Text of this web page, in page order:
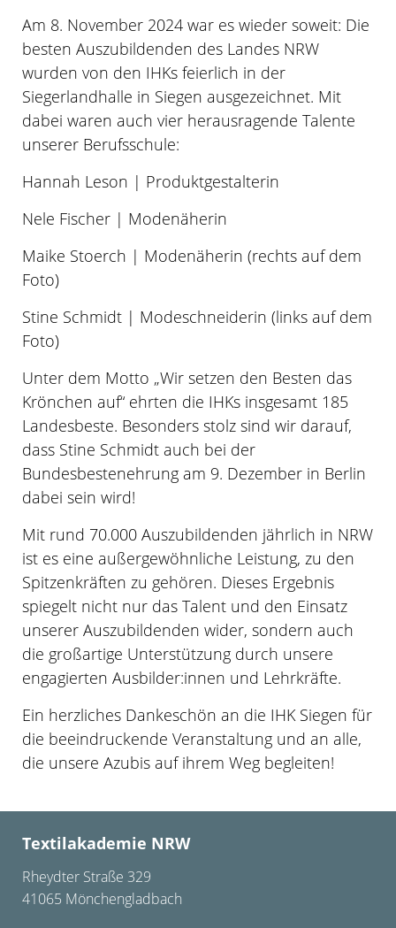
Am 8. November 2024 war es wieder soweit: Die
besten Auszubildenden des Landes NRW
wurden von den IHKs feierlich in der
Siegerlandhalle in Siegen ausgezeichnet. Mit
dabei waren auch vier herausragende Talente
unserer Berufsschule:
Hannah Leson | Produktgestalterin
Nele Fischer | Modenäherin
Maike Stoerch | Modenäherin (rechts auf dem
Foto)
Stine Schmidt | Modeschneiderin (links auf dem
Foto)
Unter dem Motto „Wir setzen den Besten das
Krönchen auf“ ehrten die IHKs insgesamt 185
Landesbeste. Besonders stolz sind wir darauf,
dass Stine Schmidt auch bei der
Bundesbestenehrung am 9. Dezember in Berlin
dabei sein wird!
Mit rund 70.000 Auszubildenden jährlich in NRW
ist es eine außergewöhnliche Leistung, zu den
Spitzenkräften zu gehören. Dieses Ergebnis
spiegelt nicht nur das Talent und den Einsatz
unserer Auszubildenden wider, sondern auch
die großartige Unterstützung durch unsere
engagierten Ausbilder:innen und Lehrkräfte.
Ein herzliches Dankeschön an die IHK Siegen für
die beeindruckende Veranstaltung und an alle,
die unsere Azubis auf ihrem Weg begleiten!
Textilakademie NRW
Rheydter Straße 329
41065 Mönchengladbach